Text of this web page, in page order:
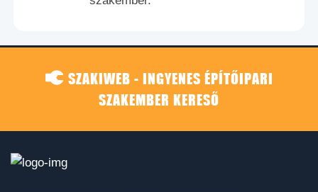
SZAKIWEB - INGYENES ÉPÍTŐIPARI
SZAKEMBER KERESŐ